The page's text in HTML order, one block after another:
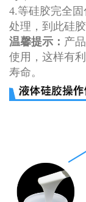
4.等硅胶完全
处理，到此硅
温馨提示： 产
使用，这样有
寿命。